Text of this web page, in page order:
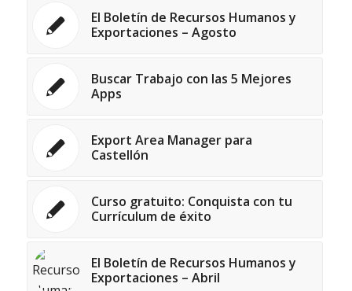
El Boletín de Recursos Humanos y
Exportaciones – Agosto
Buscar Trabajo con las 5 Mejores
Apps
Export Area Manager para
Castellón
Curso gratuito: Conquista con tu
Currículum de éxito
El Boletín de Recursos Humanos y
Exportaciones – Abril